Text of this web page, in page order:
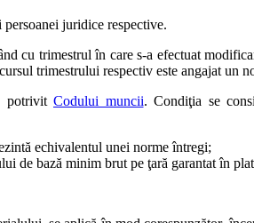
juridice respective.
cu trimestrul în care s-a efectuat
trimestrului respectiv este angajat un
potrivit Codului muncii. Condiţia se
echivalentul unei norme întregi;
de bază minim brut pe ţară garantat în